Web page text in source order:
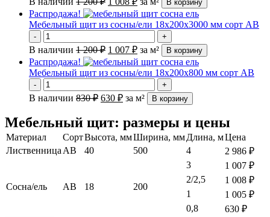
В корзину
Распродажа!
Мебельный щит из сосны/ели 18х200х3000 мм сорт АВ
- +
В наличии 1 200₽ 1 007 ₽ за м² В корзину
Распродажа!
Мебельный щит из сосны/ели 18х200х800 мм сорт АВ
- +
В наличии 830₽ 630 ₽ за м² В корзину
Мебельный щит: размеры и цены
Материал СортВысота, ммШирина, ммДлина, мЦена
Лиственница АВ 40 500 4 2 986 ₽
Сосна/ель АВ 18 200
3 1 007 ₽
2/2,5
1 008 ₽
1
1 005 ₽
0,8
630 ₽